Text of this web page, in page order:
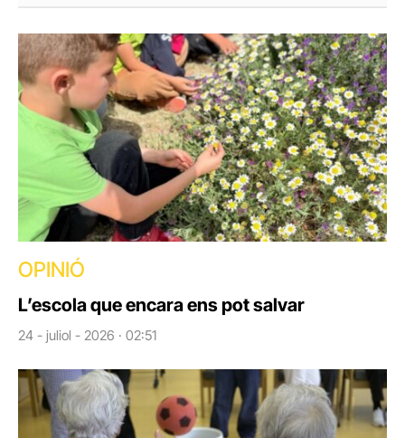
OPINIÓ
L’escola que encara ens pot salvar
24 - juliol - 2026 · 02:51